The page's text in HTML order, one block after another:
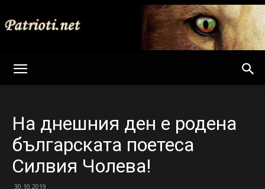
Net
На днешния ден е родена
българската поетеса
Силвия Чолева!
30.10.2019